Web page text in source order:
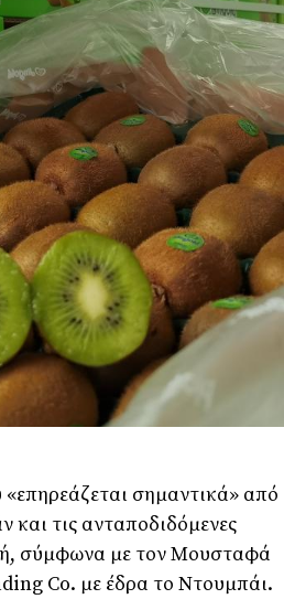
σημαντικά» από
τις ανταποδιδόμενες
σύμφωνα με τον Μουσταφά
Co. με έδρα το Ντουμπάι.